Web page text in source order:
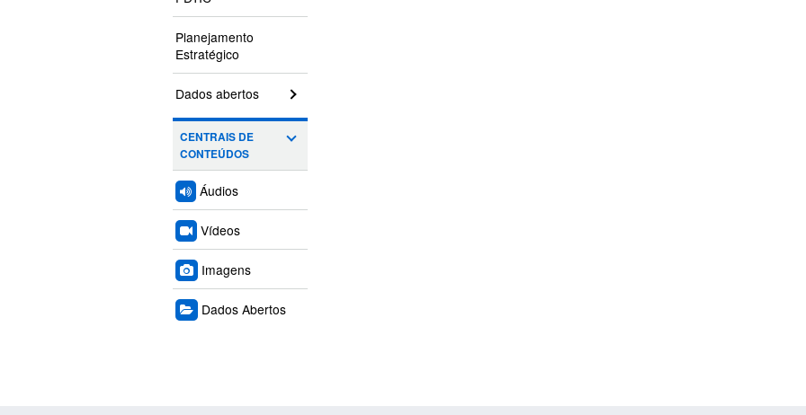
Planejamento
Estratégico
Dados abertos
CENTRAIS DE
CONTEÚDOS
Áudios
Vídeos
Imagens
Dados Abertos